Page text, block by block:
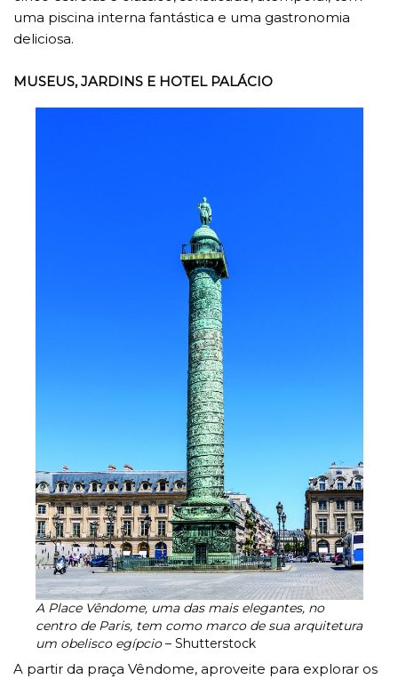
uma piscina interna fantástica e uma gastronomia
deliciosa.
MUSEUS, JARDINS E HOTEL PALÁCIO
A Place Vêndome, uma das mais elegantes, no
centro de Paris, tem como marco de sua arquitetura
um obelisco egípcio– Shutterstock
A partir da praça Vêndome, aproveite para explorar os